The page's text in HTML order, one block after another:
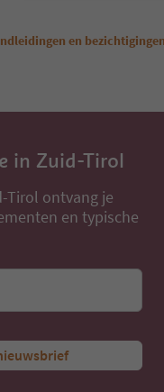
en
in Zuid-Tirol
Tirol ontvang je
en typische